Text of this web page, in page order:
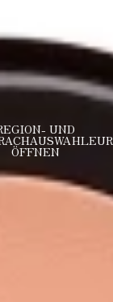
UND
ÖFFNEN
EUR